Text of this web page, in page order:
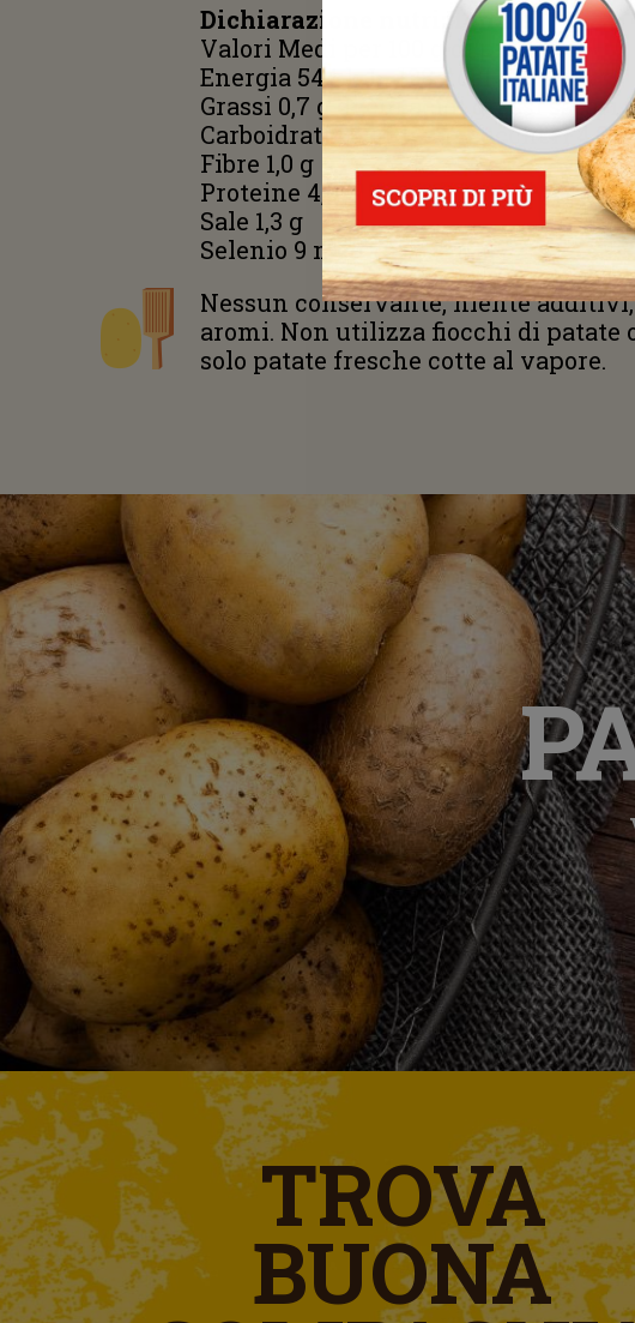
Dichiarazione nutrizionale
Valori Medi per 100 g di prodotto:
Energia 544 kJ - 128 kcal
Grassi 0,7 g di cui acidi grassi saturi
Carboidrati 26 g, di cui zuccheri 4,0 g
Fibre 1,0 g
Proteine 4,0 g
Sale 1,3 g
Selenio 9 mcg
Nessun conservante, niente
aromi. Non utilizza fiocchi di patate
solo patate fresche cotte al vapore.
TROVA
BUONA